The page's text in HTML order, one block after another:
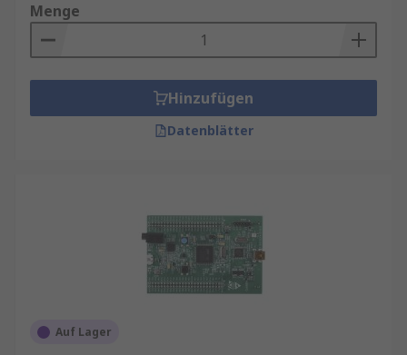
Menge
Hinzufügen
Datenblätter
Auf Lager